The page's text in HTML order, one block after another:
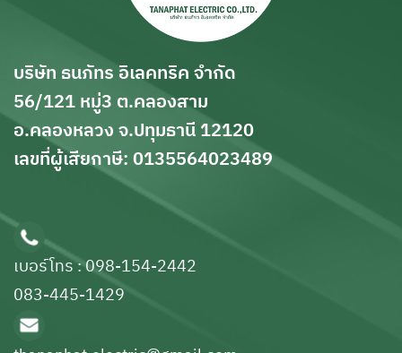
บริษัท ธนภัทร อิเลคทริค จำกัด
56/121 หมู่3 ต.คลองสาม
อ.คลองหลวง จ.ปทุมธานี 12120
เลขที่ผู้เสียกาษี: 0135564023489
เบอร์โทร : 098-154-2442
083-445-1429